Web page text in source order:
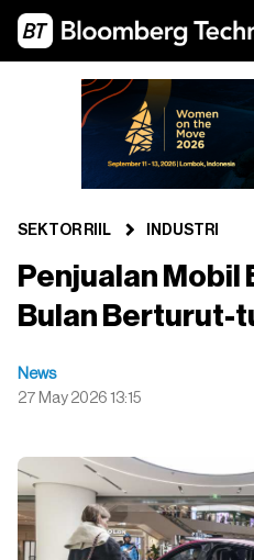
SEKTOR RIIL INDUSTRI
Penjualan Mobil
Bulan Berturut-
News
27 May 2026 13:15